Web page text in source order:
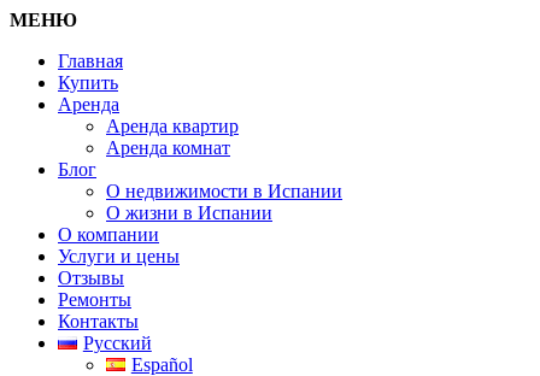
МЕНЮ
Главная
Купить
Аренда
Аренда квартир
Аренда комнат
Блог
О недвижимости в Испании
О жизни в Испании
О компании
Услуги и цены
Отзывы
Ремонты
Контакты
Русский
Español